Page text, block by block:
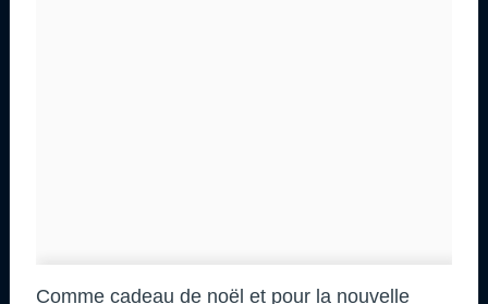
Comme cadeau de noël et pour la nouvelle